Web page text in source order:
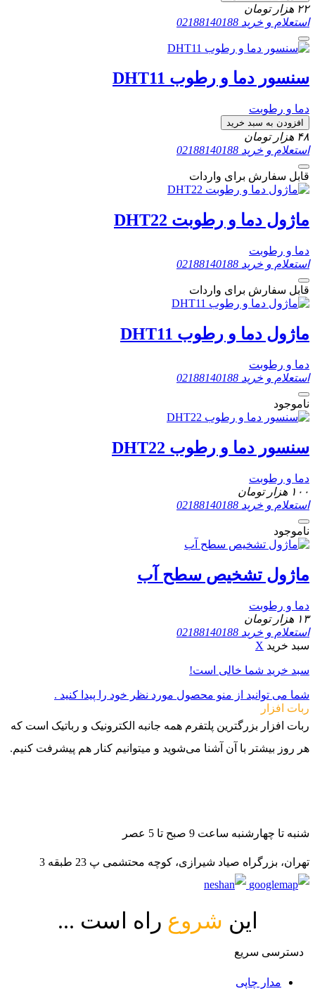
۲۲ هزار تومان
استعلام و خرید 02188140188
سنسور دما و رطوب DHT11
دما و رطوبت
افزودن به سبد خرید
۴۸ هزار تومان
استعلام و خرید 02188140188
قابل سفارش برای واردات
ماژول دما و رطوبت DHT22
دما و رطوبت
استعلام و خرید 02188140188
قابل سفارش برای واردات
ماژول دما و رطوب DHT11
دما و رطوبت
استعلام و خرید 02188140188
ناموجود
سنسور دما و رطوب DHT22
دما و رطوبت
۱۰۰ هزار تومان
استعلام و خرید 02188140188
ناموجود
ماژول تشخیص سطح آب
دما و رطوبت
۱۳ هزار تومان
استعلام و خرید 02188140188
سبد خرید X
سبد خرید شما خالی است!
شما می توانید از منو محصول مورد نظر خود را پیدا کنید .
ربات افزار
ربات افزار بزرگترین پلتفرم همه جانبه الکترونیک و رباتیک است که
هر روز بیشتر با آن آشنا می‌شوید و میتوانیم کنار هم پیشرفت کنیم.
شنبه تا چهارشنبه ساعت 9 صبح تا 5 عصر
تهران، بزرگراه صیاد شیرازی، کوچه محتشمی پ 23 طبقه 3
این شروع راه است ...
دسترسی سریع
مدار چاپی